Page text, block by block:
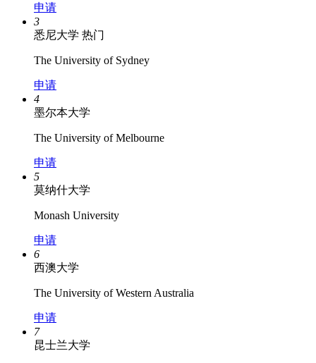
申请
3
悉尼大学 热门
The University of Sydney
申请
4
墨尔本大学
The University of Melbourne
申请
5
莫纳什大学
Monash University
申请
6
西澳大学
The University of Western Australia
申请
7
昆士兰大学